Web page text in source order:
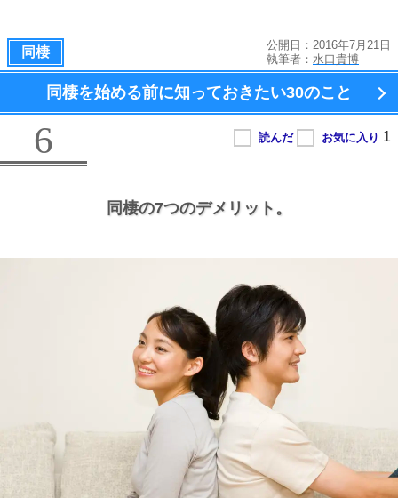
同棲
公開日：2016年7月21日
執筆者： 水口貴博
同棲を始める前に知っておきたい30のこと
6
同棲の7つのデメリット。